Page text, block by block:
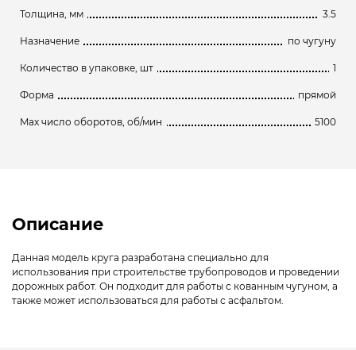
Толщина, мм 3.5
Назначение по чугуну
Количество в упаковке, шт 1
Форма прямой
Max число оборотов, об/мин 5100
Описание
Данная модель круга разработана специально для
использования при строительстве трубопроводов и проведении
дорожных работ. Он подходит для работы с кованным чугуном, а
также может использоваться для работы с асфальтом.